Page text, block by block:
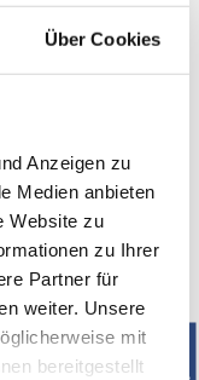
Über Cookies
Anzeigen zu
Medien anbieten
Website zu
zu Ihrer
Partner für
weiter. Unsere
mit
bereitgestellt
alles in bester